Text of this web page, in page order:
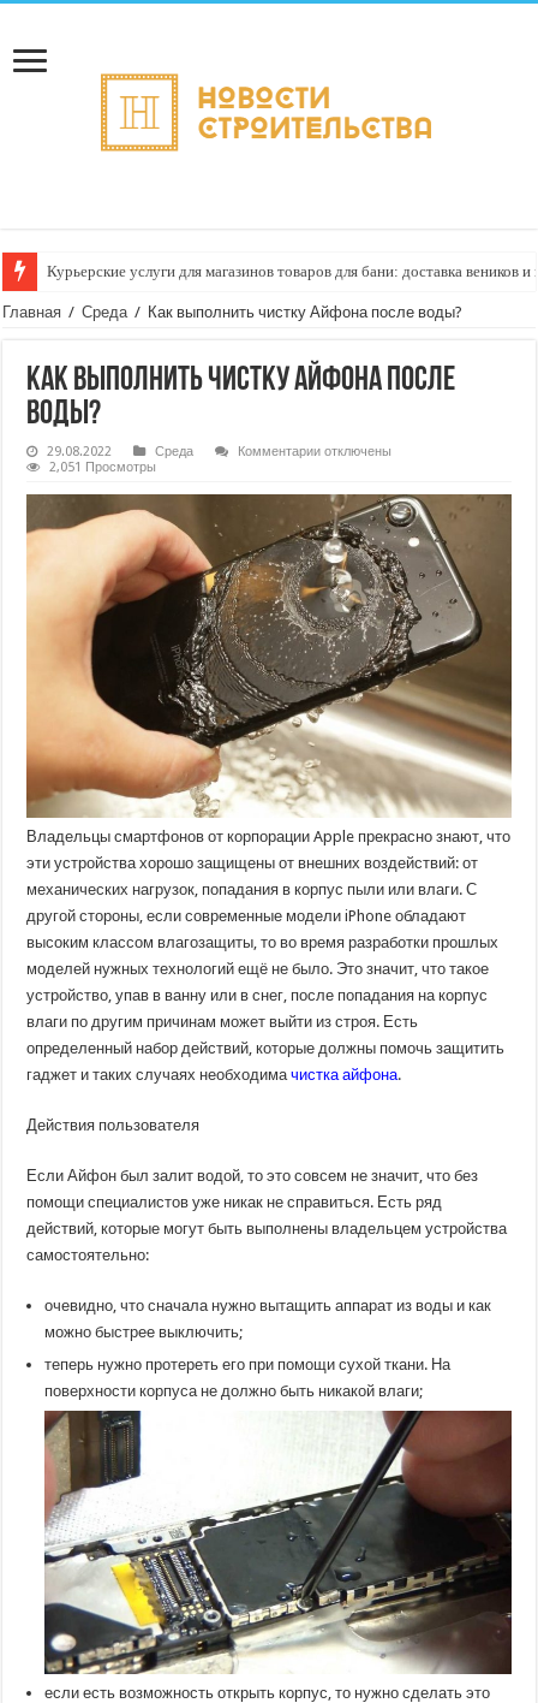
Курьерские услуги для магазинов товаров для бани: доставка
Главная / Среда / Как выполнить чистку Айфона после воды?
Как выполнить чистку Айфона после
воды?
29.08.2022 Среда Комментариик
выполнить
чистку
Айфона
после
воды?
отключены
2,051 Просмотры
Владельцы смартфонов от корпорации Apple прекрасно знают, что
эти устройства хорошо защищены от внешних воздействий: от
механических нагрузок, попадания в корпус пыли или влаги. С
другой стороны, если современные модели iPhone обладают
высоким классом влагозащиты, то во время разработки прошлых
моделей нужных технологий ещё не было. Это значит, что такое
устройство, упав в ванну или в снег, после попадания на корпус
влаги по другим причинам может выйти из строя. Есть
определенный набор действий, которые должны помочь защитить
гаджет и таких случаях необходимачистка айфона.
Действия пользователя
Если Айфон был залит водой, то это совсем не значит, что без
помощи специалистов уже никак не справиться. Есть ряд
действий, которые могут быть выполнены владельцем устройства
самостоятельно:
очевидно, что сначала нужно вытащить аппарат из воды и как
можно быстрее выключить;
теперь нужно протереть его при помощи сухой ткани. На
поверхности корпуса не должно быть никакой влаги;
если есть возможность открыть корпус, то нужно сделать это